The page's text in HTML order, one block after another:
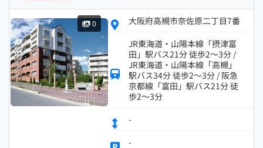
0
大阪府高槻市奈佐原二丁目7番
JR東海道・山陽本線「摂津富
田」駅バス21分 徒歩2～3分 /
JR東海道・山陽本線「高槻」
駅バス34分 徒歩2～3分 / 阪急
京都線「富田」駅バス21分 徒
歩2～3分
-
-